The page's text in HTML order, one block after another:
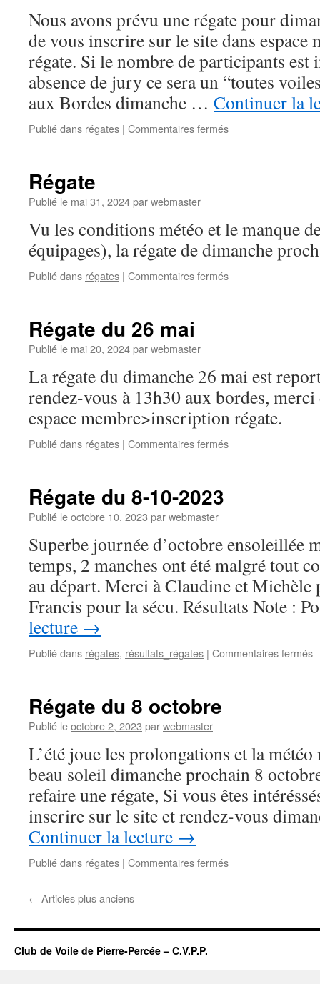
Nous avons prévu une régate pour
de vous inscrire sur le site dans
régate. Si le nombre de participants est
absence de jury ce sera un “toutes
aux Bordes dimanche … Continuer la
Publié dans régates | Commentaires ferméssur
Régate
Publié le mai 31, 2024parwebmaster
Vu les conditions météo et le manque
équipages), la régate de dimanche
Publié dans régates | Commentaires ferméssur
Régate du 26 mai
Publié le mai 20, 2024parwebmaster
La régate du dimanche 26 mai est
rendez-vous à 13h30 aux bordes,
espace membre>inscription régate.
Publié dans régates | Commentaires ferméssur
Régate du 8-10-2023
Publié leoctobre 10, 2023 parwebmaster
Superbe journée d’octobre ensoleillée
temps, 2 manches ont été malgré tout
au départ. Merci à Claudine et Michèle
Francis pour la sécu. Résultats Note :
lecture →
Publié dans régates, résultats_régates | Commentaires fermés
Régate du 8 octobre
Publié leoctobre 2, 2023 parwebmaster
L’été joue les prolongations et la
beau soleil dimanche prochain 8
refaire une régate, Si vous êtes
inscrire sur le site et rendez-vous
Continuer la lecture →
Publié dans régates | Commentaires ferméssur
← Articles plus anciens
Club de Voile de Pierre-Percée – C.V.P.P.